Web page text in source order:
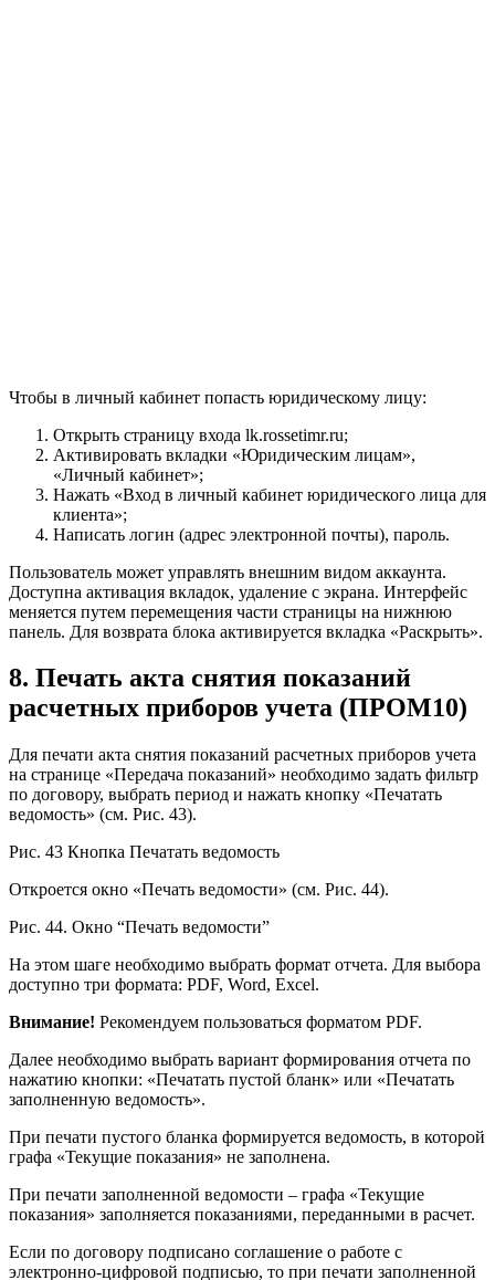
Чтобы в личный кабинет попасть юридическому лицу:
Открыть страницу входа lk.rossetimr.ru;
Активировать вкладки «Юридическим лицам»,
«Личный кабинет»;
Нажать «Вход в личный кабинет юридического лица для
клиента»;
Написать логин (адрес электронной почты), пароль.
Пользователь может управлять внешним видом аккаунта.
Доступна активация вкладок, удаление с экрана. Интерфейс
меняется путем перемещения части страницы на нижнюю
панель. Для возврата блока активируется вкладка «Раскрыть».
8. Печать акта снятия показаний
расчетных приборов учета (ПРОМ10)
Для печати акта снятия показаний расчетных приборов учета
на странице «Передача показаний» необходимо задать фильтр
по договору, выбрать период и нажать кнопку «Печатать
ведомость» (см. Рис. 43).
Рис. 43 Кнопка Печатать ведомость
Откроется окно «Печать ведомости» (см. Рис. 44).
Рис. 44. Окно “Печать ведомости”
На этом шаге необходимо выбрать формат отчета. Для выбора
доступно три формата: PDF, Word, Excel.
Внимание! Рекомендуем пользоваться форматом PDF.
Далее необходимо выбрать вариант формирования отчета по
нажатию кнопки: «Печатать пустой бланк» или «Печатать
заполненную ведомость».
При печати пустого бланка формируется ведомость, в которой
графа «Текущие показания» не заполнена.
При печати заполненной ведомости – графа «Текущие
показания» заполняется показаниями, переданными в расчет.
Если по договору подписано соглашение о работе с
электронно-цифровой подписью, то при печати заполненной